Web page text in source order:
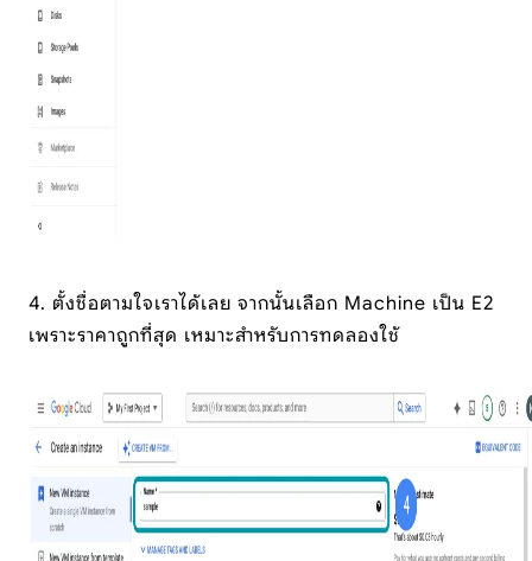
4. ตั้งชื่อตามใจเราได้เลย จากนั้นเลือก Machine เป็น E2
เพราะราคาถูกที่สุด เหมาะสำหรับการทดลองใช้